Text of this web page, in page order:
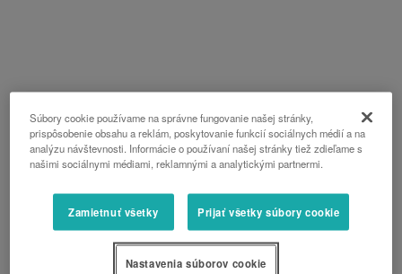
Súbory cookie používame na správne fungovanie našej stránky,
prispôsobenie obsahu a reklám, poskytovanie funkcií sociálnych médií a na
analýzu návštevnosti. Informácie o používaní našej stránky tiež zdieľame s
našimi sociálnymi médiami, reklamnými a analytickými partnermi.
Zamietnuť všetky Prijať všetky súbory cookie
Nastavenia súborov cookie